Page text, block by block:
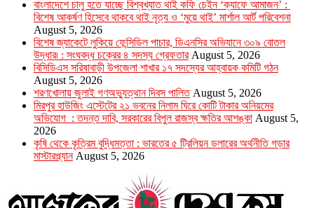
​​বাংলাদেশে চালু হতে যাচ্ছে বিশ্বখ্যাত থাই কফি চেইন ‘ক্যাফে আমাজন’ :
বিশেষ আকর্ষণ হিসেবে থাকবে থাই নৃত্য ও ‘মুয়ে থাই’ মার্শাল আর্ট পরিবেশনা
August 5, 2026
বিশেষ জ্যাকেটে লুকিয়ে ফেন্সিডিল পাচার, ডিএনসির অভিযানে ৩০৯ বোতল
উদ্ধার৷ : সংঘবদ্ধ চক্রের ৪ সদস্য গ্রেফতার August 5, 2026
বিসিডিএস সরিষাবাড়ী উপজেলা শাখার ১৭ সদস্যের আহ্বায়ক কমিটি গঠন
August 5, 2026
শরণখোলায় জুলাই গণঅভ্যুত্থান দিবস পালিত August 5, 2026
মিরপুর হাউজিং এস্টেটের ২১ ভবনের নিলাম ঘিরে কোটি টাকার অনিয়মের
অভিযোগ : তদন্ত দাবি, সরকারের বিপুল রাজস্ব ক্ষতির আশঙ্কা August 5,
2026
কৃষি থেকে কৃত্রিম বুদ্ধিমত্তা : ভারতের ৫ ট্রিলিয়ন ডলারের অর্থনীতি গড়ার
মাস্টারপ্ল্যান August 5, 2026